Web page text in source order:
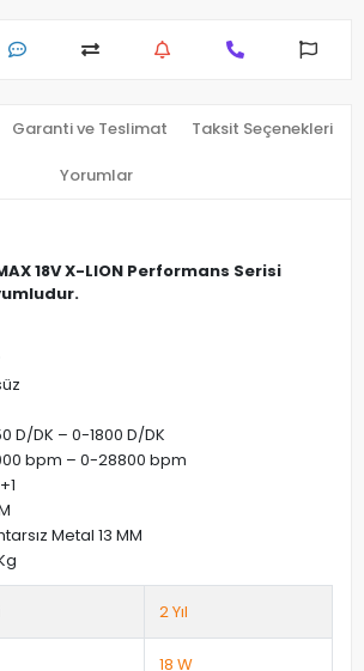
Garanti ve Teslimat Taksit Seçenekleri
Yorumlar
18V X-LION Performans Serisi
D/DK – 0-1800 D/DK
bpm – 0-28800 bpm
Metal 13 MM
2 Yıl
18 W